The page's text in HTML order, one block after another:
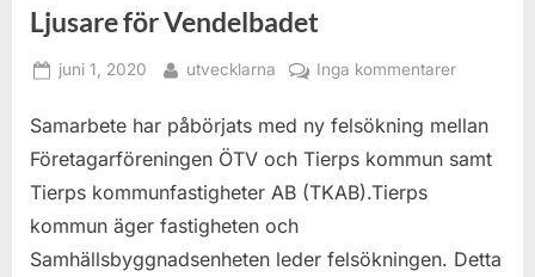
Ljusare för Vendelbadet
Posted
juni 1, 2020 By
utvecklarna Inga kommentarertill
för
Samarbete har påbörjats med ny felsökning mellan
Företagarföreningen ÖTV och Tierps kommun samt
Tierps kommunfastigheter AB (TKAB).Tierps
kommun äger fastigheten och
Samhällsbyggnadsenheten leder felsökningen. Detta